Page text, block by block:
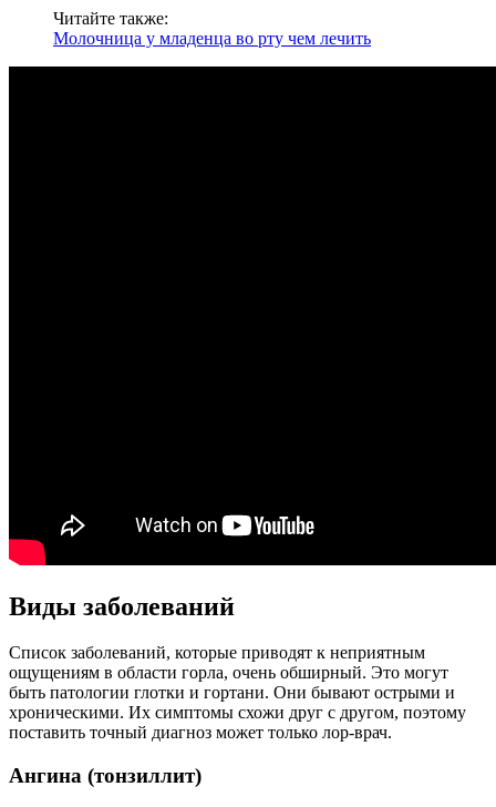
Читайте также:
Молочница у младенца во рту чем лечить
Виды заболеваний
Список заболеваний, которые приводят к неприятным
ощущениям в области горла, очень обширный. Это могут
быть патологии глотки и гортани. Они бывают острыми и
хроническими. Их симптомы схожи друг с другом, поэтому
поставить точный диагноз может только лор-врач.
Ангина (тонзиллит)